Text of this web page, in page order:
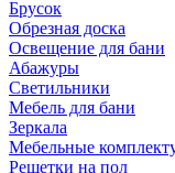
Брусок
Обрезная доска
Освещение для бани
Абажуры
Светильники
Мебель для бани
Зеркала
Мебельные
Решетки на пол